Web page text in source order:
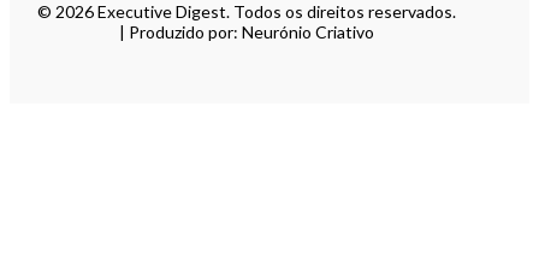
© 2026 Executive Digest. Todos os direitos reservados.
| Produzido por: Neurónio Criativo